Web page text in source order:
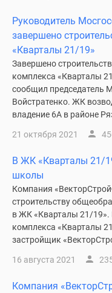
Руководитель
завершено
«Кварталы 21/19»
Завершено
комплекса «Кварталы
сообщил председатель
Войстратенко. ЖК
владение 6А в районе
21 октября 2021
В ЖК «Кварталы 21/
школы
Компания
строительству
в ЖК «Кварталы 21/19».
комплекса «Кварталы
застройщик
16 августа 2021
Компания